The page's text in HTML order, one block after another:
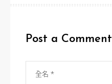
Post a Comment